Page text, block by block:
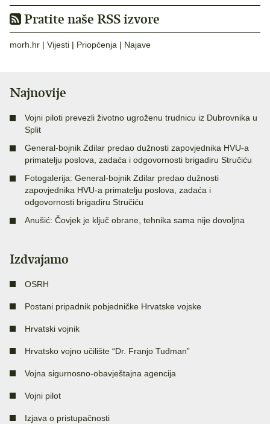
Pratite naše RSS izvore
morh.hr | Vijesti | Priopćenja | Najave
Najnovije
Vojni piloti prevezli životno ugroženu trudnicu iz Dubrovnika u
Split
General-bojnik Zdilar predao dužnosti zapovjednika HVU-a
primatelju poslova, zadaća i odgovornosti brigadiru Stručiću
Fotogalerija: General-bojnik Zdilar predao dužnosti
zapovjednika HVU-a primatelju poslova, zadaća i
odgovornosti brigadiru Stručiću
Anušić: Čovjek je ključ obrane, tehnika sama nije dovoljna
Izdvajamo
OSRH
Postani pripadnik pobjedničke Hrvatske vojske
Hrvatski vojnik
Hrvatsko vojno učilište “Dr. Franjo Tuđman”
Vojna sigurnosno-obavještajna agencija
Vojni pilot
Izjava o pristupačnosti